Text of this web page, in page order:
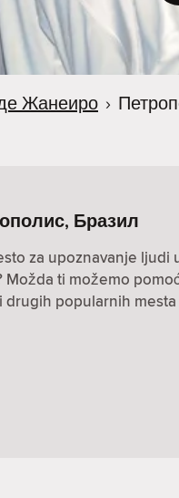
Жанеиро ›
Бразил
za upoznavanje ljudi
ti možemo
drugih popularnih mesta